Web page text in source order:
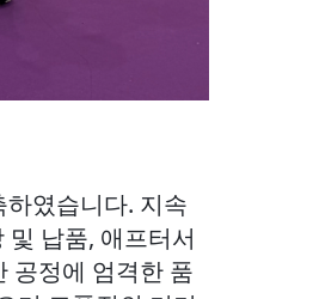
였습니다. 지속
납품, 애프터서
공정에 엄격한 품